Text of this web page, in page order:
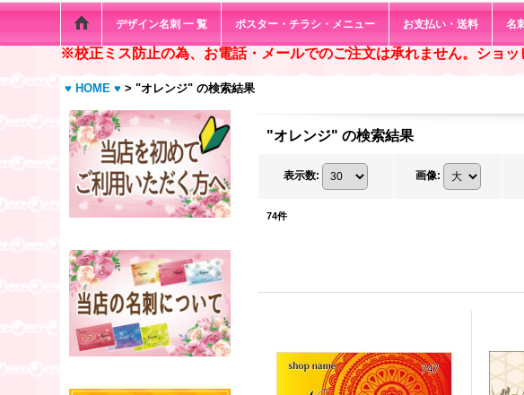
デザイン名刺 一 覧 ポスター・チラシ・メニュー お支払い・送料 名
※校正ミス防止の為、お電話・メールでのご注文は承れません。ショ
♥ HOME ♥ > "オレンジ" の検索結果
"オレンジ" の検索結果
表示数: 画像:
74件